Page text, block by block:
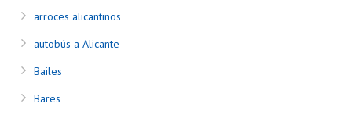
arroces alicantinos
autobús a Alicante
Bailes
Bares